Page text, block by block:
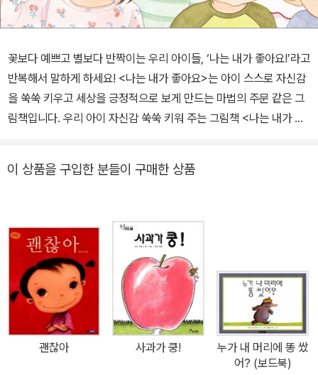
꽃보다 예쁘고 별보다 반짝이는 우리 아이들, ‘나는 내가 좋아요!’라고
반복해서 말하게 하세요! <나는 내가 좋아요>는 아이 스스로 자신감
을 쑥쑥 키우고 세상을 긍정적으로 보게 만드는 마법의 주문 같은 그
림책입니다. 우리 아이 자신감 쑥쑥 키워 주는 그림책 <나는 내가 좋
감을 형성하는 것입니다. 자존감은 만 2세 즈음부터 밥 먹기, 옷 입기,
형성됩니다. 여러 가지 과업을 성공적으로 수행한 유아는 자신의 능
력에 대해 신뢰감을 갖게 되며, 이러한 신뢰감은 자존감 형성의 기초
가 됩니다. 자존감이 높은 유아는 다른 사람들과 잘 어울리고, 스스로
학습하고, 도전하는 등 모든 분야에서 자신감과 자부심을 가지며, 살
아가면서 부딪히는 온갖 어려움들을 극복할 힘을 키우게 됩니다. <나
는 내가 좋아요>는 유아들이 긍정적인 자존감을 형성하고 자신감을
키워 주는 그림책입니다. 혼자 밥 먹고 옷 입고, 친구들과 어울리고 동
생을 돌보는 등 여러 가지 일상의 단면들을 보여줍니다. 하지만 완벽
이 상품을 구입한 분들이 구매한 상품
괜찮아 사과가 쿵!
누가 내 머리에 똥 쌌
어? (보드북)